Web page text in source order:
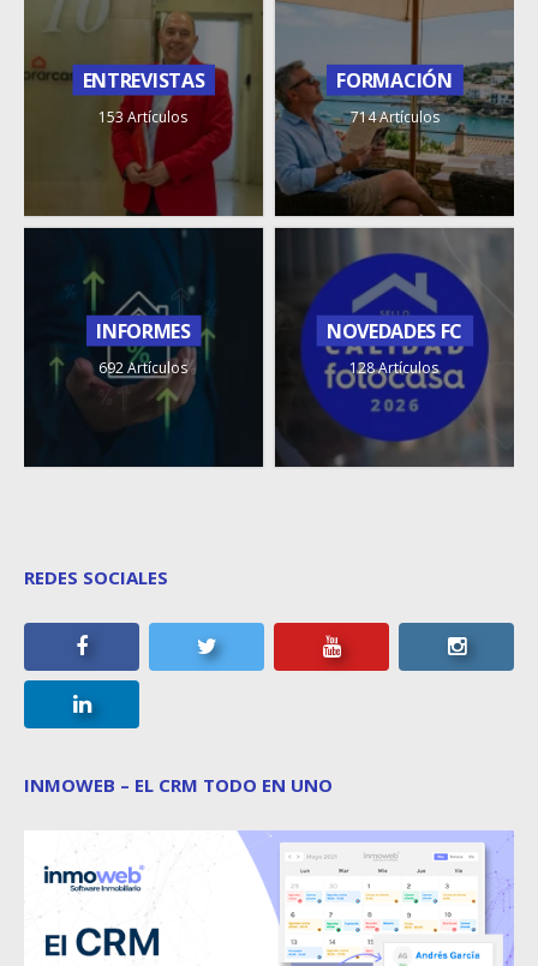
ENTREVISTAS
153 Artículos
FORMACIÓN
714 Artículos
INFORMES
692 Artículos
NOVEDADES FC
128 Artículos
REDES SOCIALES
INMOWEB – EL CRM TODO EN UNO